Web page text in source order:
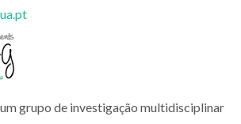
grupo de investigação multidisciplinar